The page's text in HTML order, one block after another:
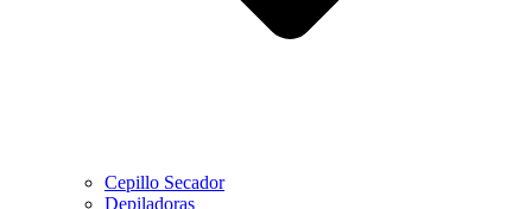
Cepillo Secador
Depiladoras